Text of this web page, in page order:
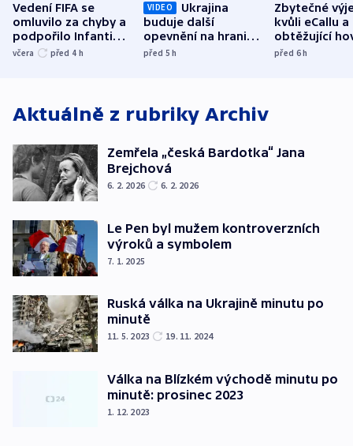
Vedení FIFA se
omluvilo za chyby a
podpořilo Infantina.
UEFA trvá na
včera před 4 h
VIDEO
Ukrajina
buduje další
opevnění na hranici
s Běloruskem
před 5h
Zbytečné
kvůli eCallu a
obtěžující
zdržují
před 6h
Aktuálně z rubriky Archiv
Zemřela „česká Bardotka“ Jana
Brejchová
6. 2. 2026 6. 2. 2026
Le Pen byl mužem kontroverzních
výroků a symbolem
7. 1. 2025
Ruská válka na Ukrajině minutu po
minutě
11. 5. 2023 19. 11. 2024
Válka na Blízkém východě minutu po
minutě: prosinec 2023
1. 12. 2023